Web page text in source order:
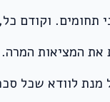
שני תחומים.
את המציאות
לוודא שכל